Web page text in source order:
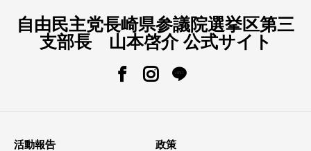
自由民主党長崎県参議院選挙区第三
支部長 山本啓介 公式サイト
活動報告 政策